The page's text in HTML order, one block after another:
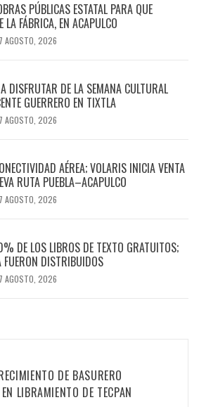
PÚBLICAS ESTATAL PARA QUE
LA FÁBRICA, EN ACAPULCO
7 AGOSTO, 2026
DISFRUTAR DE LA SEMANA CULTURAL
GUERRERO EN TIXTLA
7 AGOSTO, 2026
AÉREA; VOLARIS INICIA VENTA
RUTA PUEBLA–ACAPULCO
7 AGOSTO, 2026
DE LOS LIBROS DE TEXTO GRATUITOS;
DISTRIBUIDOS
7 AGOSTO, 2026
DE BASURERO
LIBRAMIENTO DE TECPAN